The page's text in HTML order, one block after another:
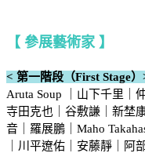
【 參展藝術家 】
< 第一階段（First Stage）
Aruta Soup ｜山下千里｜
寺田克也｜谷敷謙｜新埜
音｜羅展鵬｜Maho
｜川平遼佑｜安藤靜｜阿